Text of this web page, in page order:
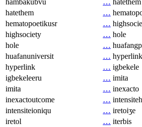
hatethem
…
hematopoetikusr
…
highsociety
… hole
hole
…
huafanuniversit
… hyperlink
hyperlink
… igbekele
igbekeleeru
… imita
imita
… inexacto
inexactoutcome
…
intensiteioniqu
… iretoiʒe
iretol
… iterbis